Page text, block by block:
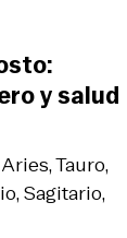
Tauro,
Sagitario,
y salud